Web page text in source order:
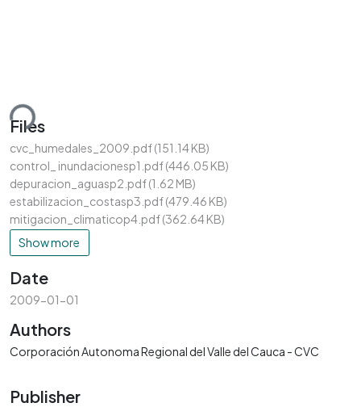
Files
cvc_humedales_2009.pdf(151.14 KB)
control_ inundacionesp1.pdf(446.05 KB)
depuracion_aguasp2.pdf(1.62 MB)
estabilizacion_costasp3.pdf(479.46 KB)
mitigacion_climaticop4.pdf(362.64 KB)
Show more
Date
2009-01-01
Authors
Corporación Autonoma Regional del Valle del Cauca - CVC
Publisher